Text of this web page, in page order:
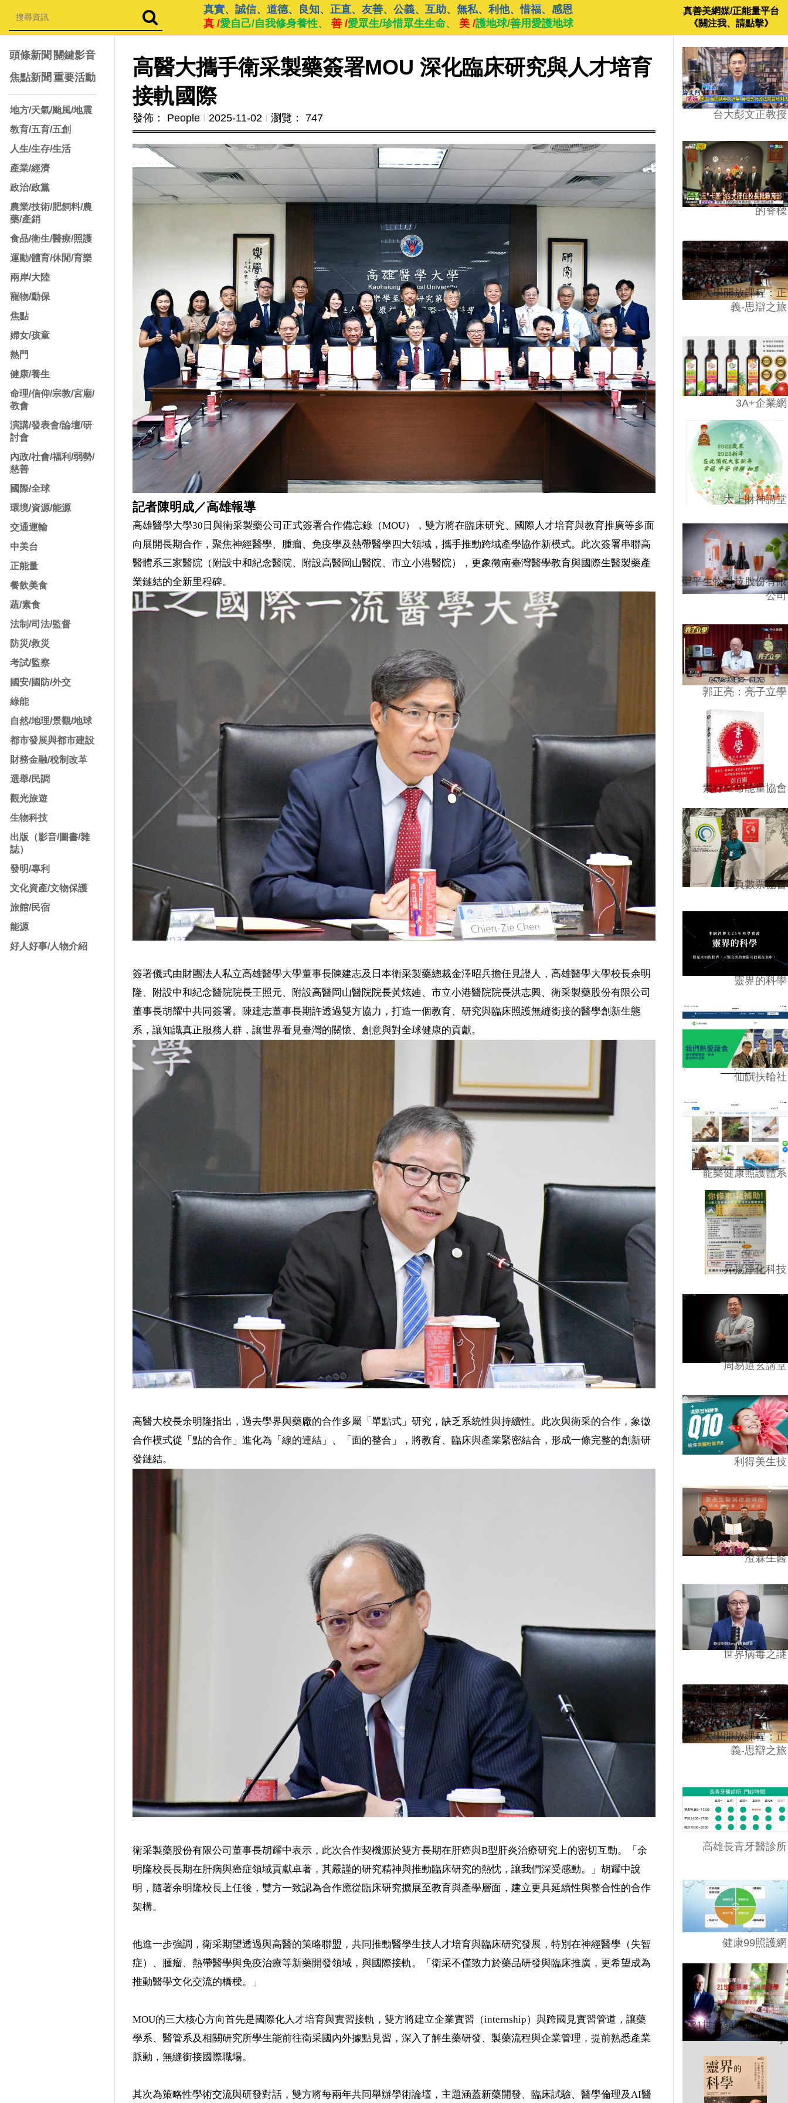
真實、誠信、道德、良知、正直、友善、公義、互助、無私、利他、惜福、感恩
真 /愛自己/自我修身養性、 善 /愛眾生/珍惜眾生生命、 美 /護地球/善用愛護地球
真善美網媒/正能量平台
《關注我、請點擊》
頭條新聞 關鍵影音
焦點新聞 重要活動
地方/天氣/颱風/地震
教育/五育/五創
人生/生存/生活
產業/經濟
政治/政黨
農業/技術/肥飼料/農
藥/產銷
食品/衛生/醫療/照護
運動/體育/休閒/育樂
兩岸/大陸
寵物/動保
焦點
婦女/孩童
熱門
健康/養生
命理/信仰/宗教/宮廟/
教會
演講/發表會/論壇/研
討會
內政/社會/福利/弱勢/
慈善
國際/全球
環境/資源/能源
交通運輸
中美台
正能量
餐飲美食
蔬/素食
法制/司法/監督
防災/救災
考試/監察
國安/國防/外交
綠能
自然/地理/景觀/地球
都市發展與都市建設
財務金融/稅制改革
選舉/民調
觀光旅遊
生物科技
出版（影音/圖書/雜
誌）
發明/專利
文化資產/文物保護
旅館/民宿
能源
好人好事/人物介紹
高醫大攜手衛采製藥簽署MOU 深化臨床研究與人才培育
接軌國際
發佈： People Ι 2025-11-02 Ι 瀏覽： 747
記者陳明成／高雄報導
高雄醫學大學30日與衛采製藥公司正式簽署合作備忘錄（MOU），雙方將在臨床研究、國際人才培育與教育推廣等多面
向展開長期合作，聚焦神經醫學、腫瘤、免疫學及熱帶醫學四大領域，攜手推動跨域產學協作新模式。此次簽署串聯高
醫體系三家醫院（附設中和紀念醫院、附設高醫岡山醫院、市立小港醫院），更象徵南臺灣醫學教育與國際生醫製藥產
業鏈結的全新里程碑。
簽署儀式由財團法人私立高雄醫學大學董事長陳建志及 日本衛采製藥總裁金澤昭兵擔任見證人，高雄醫學大學校長余明
隆、附設中和紀念醫院院長王照元、附設高醫岡山醫院院長黃炫廸、市立小港醫院院長洪志興、衛采製藥股份有限公司
董事長胡耀中共同簽署。陳建志董事長期許透過雙方協力，打造一個教育、研究與臨床照護無縫銜接的醫學創新生態
系，讓知識真正服務人群，讓世界看見臺灣的關懷、創意與對全球健康的貢獻。
高醫大校長余明隆指出，過去學界與藥廠的合作多屬「單點式」研究，缺乏系統性與持續性。此次與衛采的合作，象徵
合作模式從「點的合作」進化為「線的連結」、「面的整合」，將教育、臨床與產業緊密結合，形成一條完整的創新研
發鏈結。
衛采製藥股份有限公司董事長胡耀中表示，此次合作契機源於雙方長期在肝癌與B型肝炎治療研究上的密切互動。「余
明隆校長長期在肝病與癌症領域貢獻卓著，其嚴謹的研究精神與推動臨床研究的熱忱，讓我們深受感動。」胡耀中說
明，隨著余明隆校長上任後，雙方一致認為合作應從臨床研究擴展至教育與產學層面，建立更具延續性與整合性的合作
架構。
他進一步強調，衛采期望透過與高醫的策略聯盟，共同推動醫學生技人才培育與臨床研究發展，特別在神經醫學（失智
症）、腫瘤、熱帶醫學與免疫治療等新藥開發領域，與國際接軌。「衛采不僅致力於藥品研發與臨床推廣，更希望成為
推動醫學文化交流的橋樑。」
MOU的三大核心方向首先是國際化人才培育與實習接軌，雙方將建立企業實習（internship）與跨國見實習管道，讓藥
學系、醫管系及相關研究所學生能前往衛采國內外據點見習，深入了解生藥研發、製藥流程與企業管理，提前熟悉產業
脈動，無縫銜接國際職場。
其次為策略性學術交流與研發對話，雙方將每兩年共同舉辦學術論壇，主題涵蓋新藥開發、臨床試驗、醫學倫理及AI醫
台大彭文正教授
台學版的54/64》大學
的脊樑
哈佛大學開放課程：正
義-思辯之旅
3A+企業網
太上財神講堂
聖平生物科技股份有限
公司
郭正亮：亮子立學
素行生命能量協會
負數票協會
靈界的科學
仙饌扶輪社
寵樂健康照護體系
昇揚淨化科技
周易道玄講堂
利得美生技
澄霖生醫
世界病毒之謎
哈佛大學開放課程：正
義-思辯之旅
高雄長青牙醫診所
健康99照護網
21世紀領導力與倫理
學